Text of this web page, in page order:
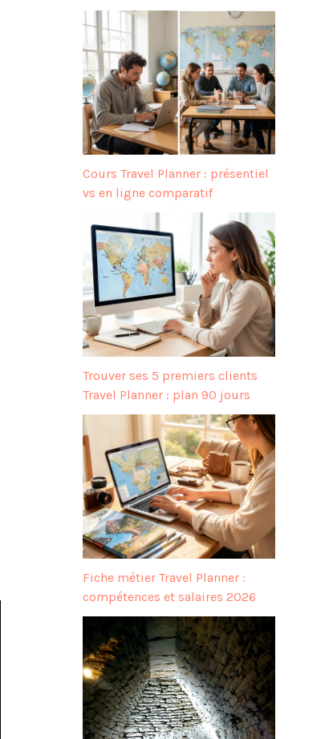
Cours Travel Planner : présentiel
vs en ligne comparatif
Trouver ses 5 premiers clients
Travel Planner : plan 90 jours
Fiche métier Travel Planner :
compétences et salaires 2026